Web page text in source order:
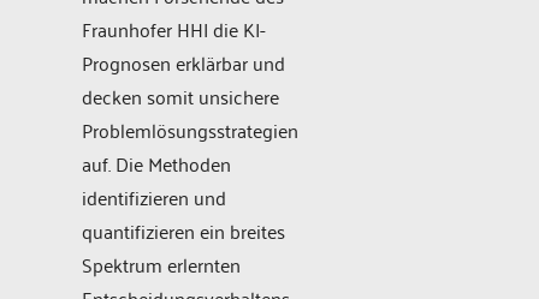
Fraunhofer HHI die KI-
Prognosen erklärbar und
decken somit unsichere
Problemlösungsstrategien
auf. Die Methoden
identifizieren und
quantifizieren ein breites
Spektrum erlernten